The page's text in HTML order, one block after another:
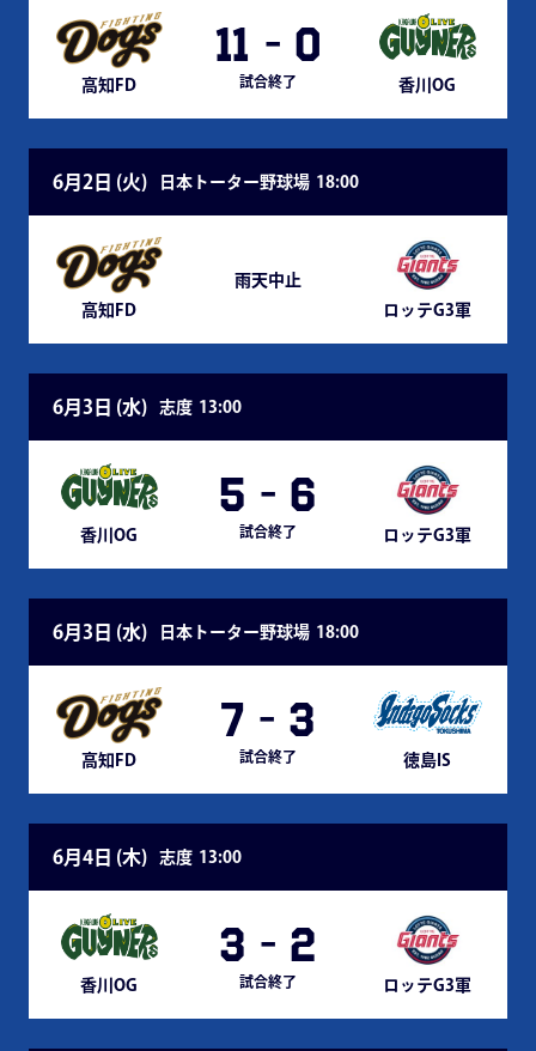
高知FD
11 - 0
試合終了 香川OG
6月2日 (火) 日本トーター野球場 18:00
高知FD
雨天中止
ロッテG3軍
6月3日 (水) 志度 13:00
香川OG
5 - 6
試合終了 ロッテG3軍
6月3日 (水) 日本トーター野球場 18:00
高知FD
7 - 3
試合終了 徳島IS
6月4日 (木) 志度 13:00
香川OG
3 - 2
試合終了 ロッテG3軍